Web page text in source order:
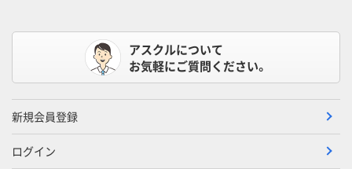
アスクルについて
お気軽にご質問ください。
新規会員登録
ログイン